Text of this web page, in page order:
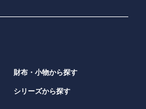
財布・小物から探す
シリーズから探す